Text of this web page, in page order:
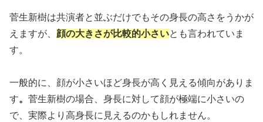
菅生新樹は共演者と並ぶだけでもその身長の高さをうかが
えますが、 顔の大きさが比較的小さいとも言われていま
す。
一般的に、顔が小さいほど身長が高く見える傾向がありま
す。 菅生新樹の場合、身長に対して顔が極端に小さいの
で、実際より高身長に見えるのかもしれません。